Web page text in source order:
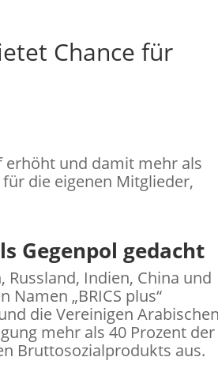
Chance für
erhöht und damit mehr als
die eigenen Mitglieder,
Gegenpol gedacht
Russland, Indien, China und
Namen „BRICS plus“
die Vereinigen
mehr als 40 Prozent der
Bruttosozialprodukts aus.